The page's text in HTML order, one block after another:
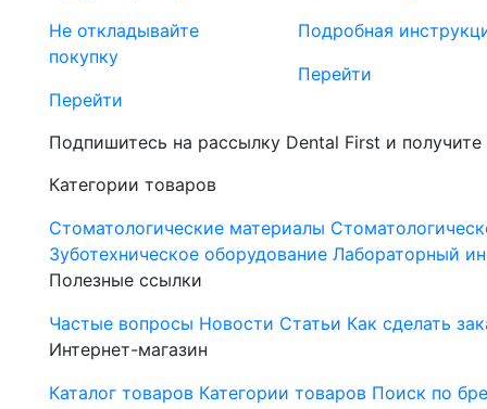
Не откладывайте
покупку
Перейти
Подробная
Перейти
Подпишитесь на рассылку Dental First и
Категории товаров
Стоматологические материалы
Зуботехническое оборудование Лабораторный
Полезные ссылки
Частые вопросы Новости Статьи Как сделать
Интернет-магазин
Каталог товаров Категории товаров Поиск по